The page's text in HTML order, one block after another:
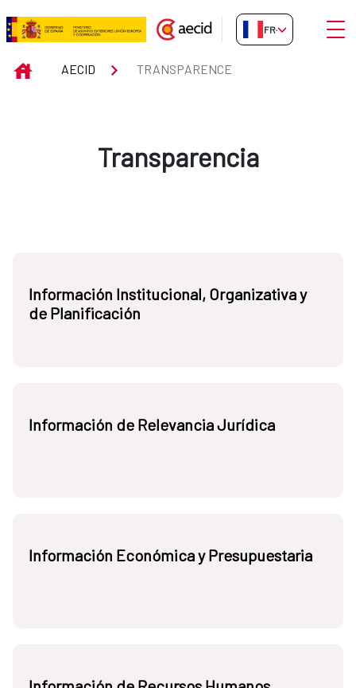
Saut au contenu principal
Transparence
FR-FR
INICIOAECID TRANSPARENCE
Transparencia
Información Institucional, Organizativa y
de Planificación
Información de Relevancia Jurídica
Información Económica y Presupuestaria